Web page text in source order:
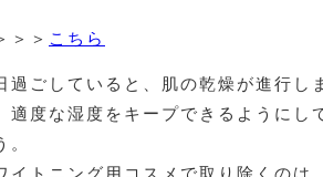
＞＞ こちら
ごしていると、肌の乾燥が進行し
度な湿度をキープできるようにし
トニング用コスメで取り除くのは